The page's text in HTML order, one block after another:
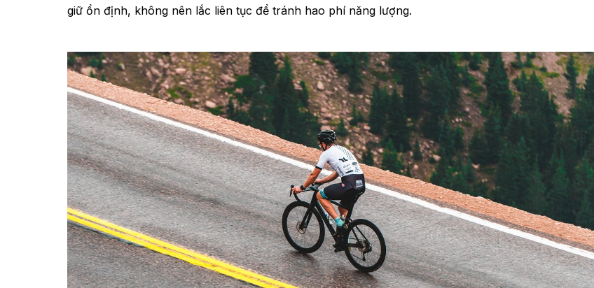
giữ ổn định, không nên lắc liên tục để tránh hao phí năng lượng.